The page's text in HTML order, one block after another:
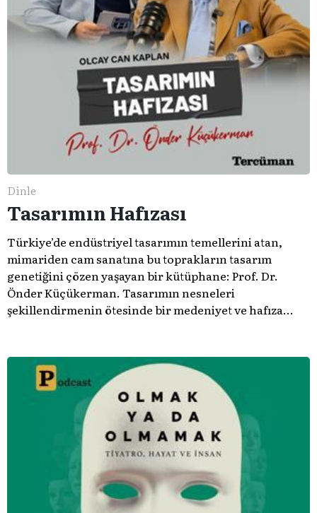
Dinle
Tasarımın Hafızası
Türkiye’de endüstriyel tasarımın temellerini atan,
mimariden cam sanatına bu toprakların tasarım
genetiğini çözen yaşayan bir kütüphane: Prof. Dr.
Önder Küçükerman. ​Tasarımın nesneleri
şekillendirmenin ötesinde bir medeniyet ve hafıza